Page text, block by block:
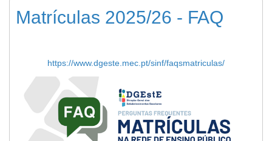
Matrículas 2025/26 - FAQ
https://www.dgeste.mec.pt/sinf/faqsmatriculas/